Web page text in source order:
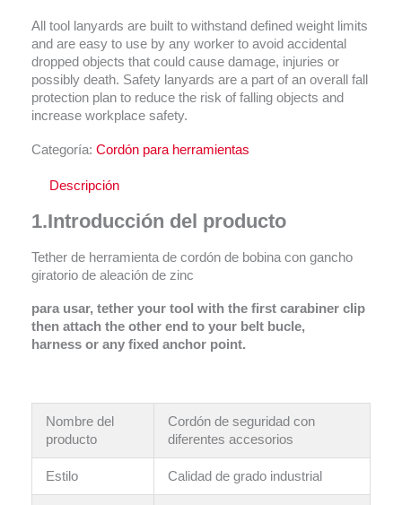
All tool lanyards are built to withstand defined weight limits
and are easy to use by any worker to avoid accidental
dropped objects that could cause damage, injuries or
possibly death. Safety lanyards are a part of an overall fall
protection plan to reduce the risk of falling objects and
increase workplace safety.
Categoría: Cordón para herramientas
Descripción
1.Introducción del producto
Tether de herramienta de cordón de bobina con gancho
giratorio de aleación de zinc
para usar, tether your tool with the first carabiner clip
then attach the other end to your belt bucle,
harness or any fixed anchor point.
Nombre del
producto
Cordón de seguridad con
diferentes accesorios
Estilo Calidad de grado industrial